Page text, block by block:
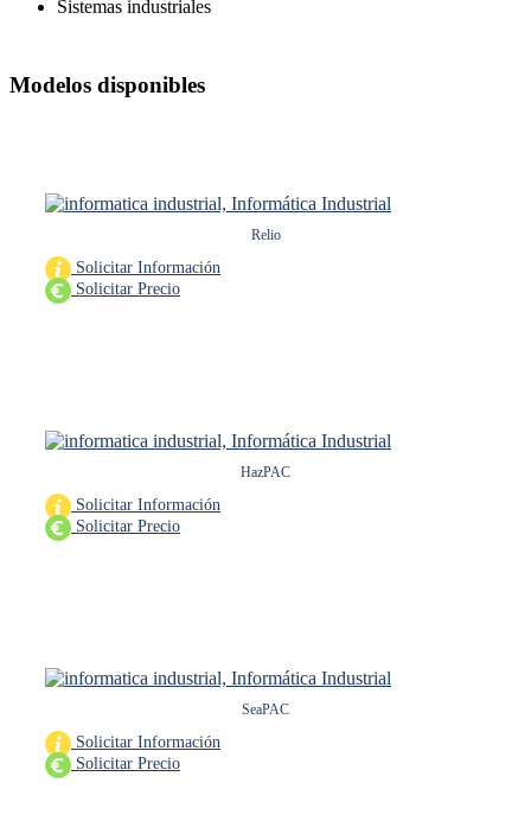
Sistemas industriales
Modelos disponibles
Relio
Solicitar Información
Solicitar Precio
HazPAC
Solicitar Información
Solicitar Precio
SeaPAC
Solicitar Información
Solicitar Precio